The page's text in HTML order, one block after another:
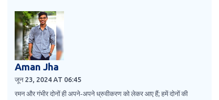
Aman Jha
जून 23, 2024 AT 06:45
रमन और गंभीर दोनों ही अपने‑अपने ध्रुवीकरण को लेकर आए हैं; हमें दोनों की